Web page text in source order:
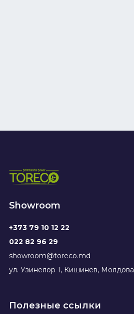
Showroom
+373 79 10 12 22
022 82 96 29
showroom@toreco.md
ул. Узинелор 1, Кишинев, Молдова
Полезные ссылки